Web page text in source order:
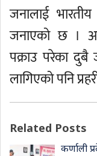
जनालाई
जनाएको छ ।
पक्राउ परेका दुबै
लागिएको पनि
Related Posts
कर्णाली